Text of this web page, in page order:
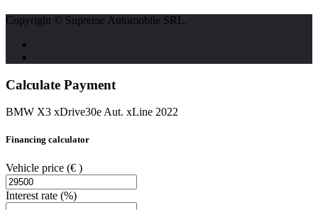
Copyright © Supreme Automobile SRL.
Calculate Payment
BMW X3 xDrive30e Aut. xLine 2022
Financing calculator
Vehicle price (€ )
Interest rate (%)